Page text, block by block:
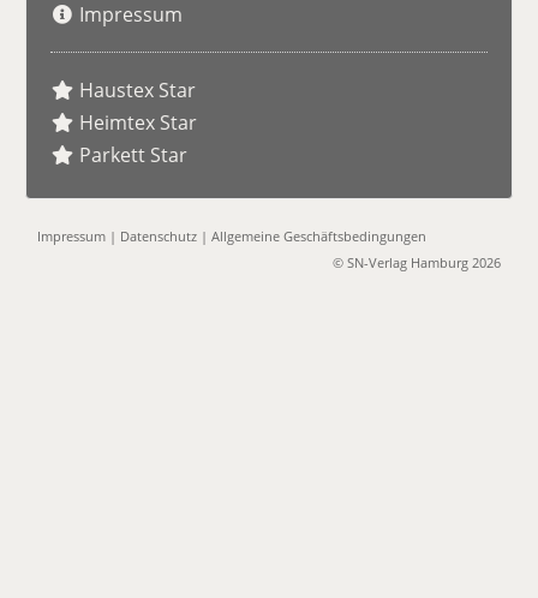
Impressum
Haustex Star
Heimtex Star
Parkett Star
Impressum | Datenschutz |Allgemeine Geschäftsbedingungen
© SN-Verlag Hamburg 2026